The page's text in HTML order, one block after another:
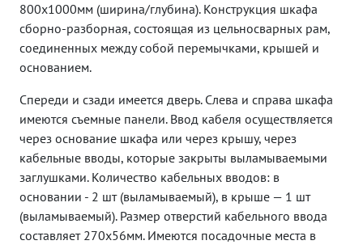
800х1000мм (ширина/глубина). Конструкция шкафа
сборно-разборная, состоящая из цельносварных рам,
соединенных между собой перемычками, крышей и
основанием.
Спереди и сзади имеется дверь. Слева и справа шкафа
имеются съемные панели. Ввод кабеля осуществляется
через основание шкафа или через крышу, через
кабельные вводы, которые закрыты выламываемыми
заглушками. Количество кабельных вводов: в
основании - 2 шт (выламываемый), в крыше — 1 шт
(выламываемый). Размер отверстий кабельного ввода
составляет 270х56мм. Имеются посадочные места в